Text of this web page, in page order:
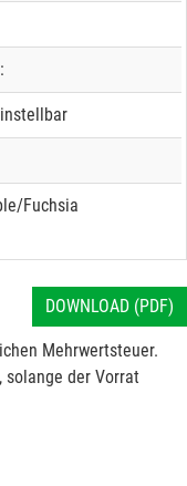
Fuchsia
DOWNLOAD (PDF)
Mehrwertsteuer.
solange der Vorrat